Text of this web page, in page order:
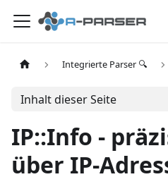
Integrierte Parser 🔍
Inhalt dieser Seite
IP::Info -
über IP-